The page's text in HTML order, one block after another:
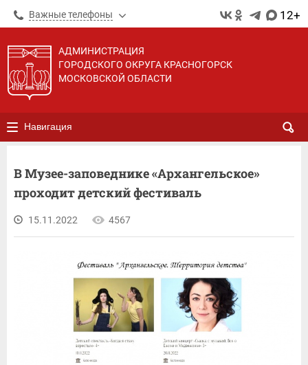
Важные телефоны 12+
АДМИНИСТРАЦИЯ
ГОРОДСКОГО ОКРУГА КРАСНОГОРСК
МОСКОВСКОЙ ОБЛАСТИ
Навигация
В Музее-заповеднике «Архангельское»
проходит детский фестиваль
15.11.2022 4567